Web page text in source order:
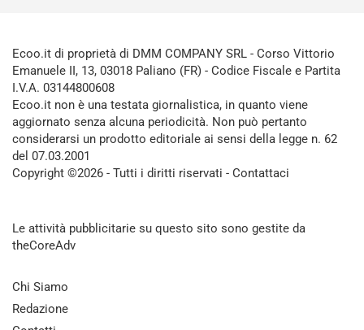
Ecoo.it di proprietà di DMM COMPANY SRL - Corso Vittorio
Emanuele II, 13, 03018 Paliano (FR) - Codice Fiscale e Partita
I.V.A. 03144800608
Ecoo.it non è una testata giornalistica, in quanto viene
aggiornato senza alcuna periodicità. Non può pertanto
considerarsi un prodotto editoriale ai sensi della legge n. 62
del 07.03.2001
Copyright ©2026 - Tutti i diritti riservati - Contattaci
Le attività pubblicitarie su questo sito sono gestite da
theCoreAdv
Chi Siamo
Redazione